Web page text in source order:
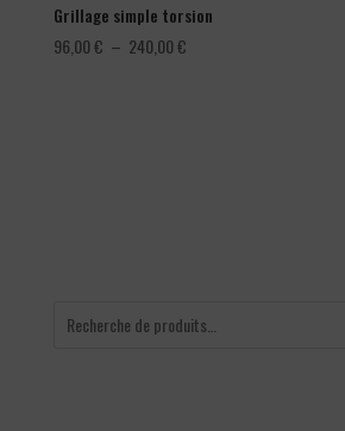
Grillage simple torsion
96,00€ – 240,00€Plage